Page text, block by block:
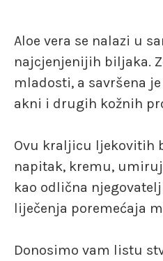
Aloe vera se nalazi u
najcjenjenijih biljaka.
mladosti, a savršena
akni i drugih kožnih
Ovu kraljicu ljekovitih
napitak, kremu,
kao odlična
liječenja poremećaja
Donosimo vam listu